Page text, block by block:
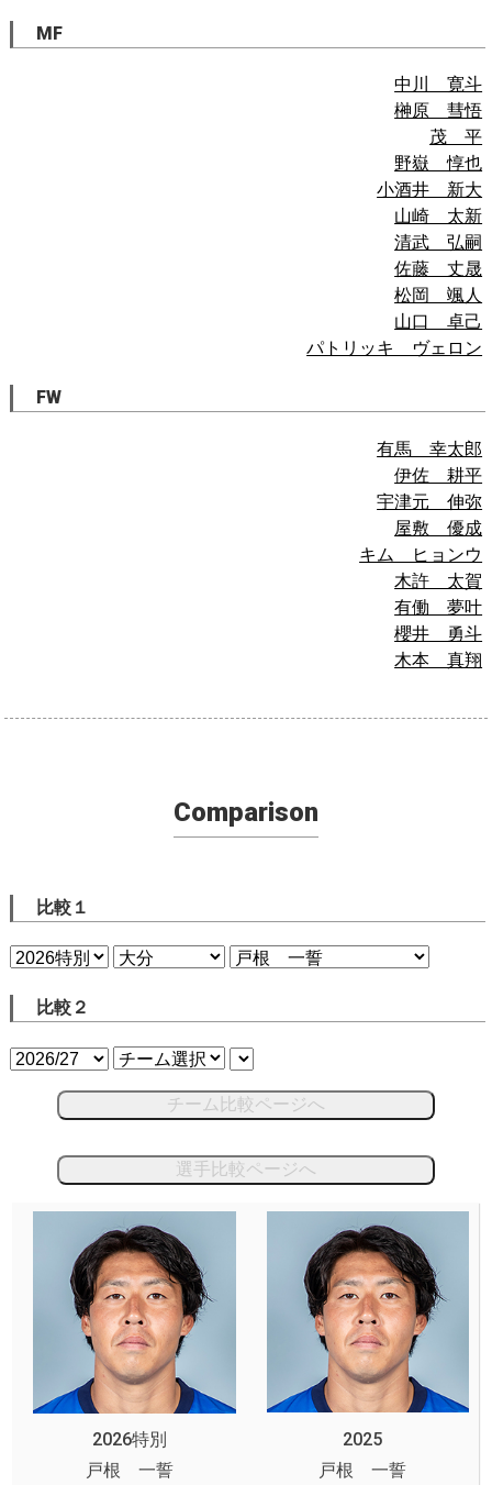
MF
中川 寛斗
榊原 彗悟
茂 平
野嶽 惇也
小酒井 新大
山崎 太新
清武 弘嗣
佐藤 丈晟
松岡 颯人
山口 卓己
パトリッキ ヴェロン
FW
有馬 幸太郎
伊佐 耕平
宇津元 伸弥
屋敷 優成
キム ヒョンウ
木許 太賀
有働 夢叶
櫻井 勇斗
木本 真翔
Comparison
比較１
比較２
チーム比較ページへ
選手比較ページへ
2026特別
2025
戸根 一誓
戸根 一誓